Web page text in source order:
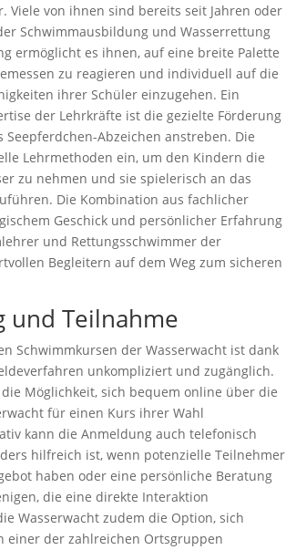
Viele von ihnen sind bereits seit Jahren oder
Schwimmausbildung und Wasserrettung
ermöglicht es ihnen, auf eine breite Palette
zu reagieren und individuell auf die
ihrer Schüler einzugehen. Ein
der Lehrkräfte ist die gezielte Förderung
Seepferdchen-Abzeichen anstreben. Die
Lehrmethoden ein, um den Kindern die
zu nehmen und sie spielerisch an das
Die Kombination aus fachlicher
Geschick und persönlicher Erfahrung
und Rettungsschwimmer der
Begleitern auf dem Weg zum sicheren
und Teilnahme
Schwimmkursen der Wasserwacht ist dank
unkompliziert und zugänglich.
Möglichkeit, sich bequem online über die
für einen Kurs ihrer Wahl
kann die Anmeldung auch telefonisch
hilfreich ist, wenn potenzielle Teilnehmer
haben oder eine persönliche Beratung
die eine direkte Interaktion
Wasserwacht zudem die Option, sich
einer der zahlreichen Ortsgruppen